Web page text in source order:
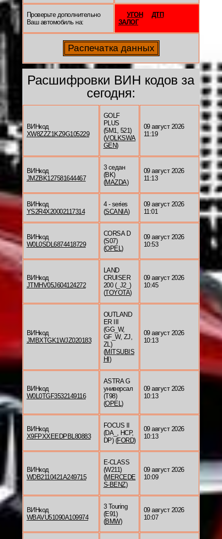
Проверьте дополнительно
Ваш автомобиль на:
УГОН
ДТП
ЗАЛОГ
Расшифровки ВИН кодов за
сегодня:
ВИНкод
XW8ZZZ1KZ9G105229
GOLF
PLUS
(5M1, 521)
(VOLKSWA
GEN)
09 август 2026
11:19
ВИНкод
JMZBK127581644467
3 седан
(BK)
(MAZDA)
09 август 2026
11:13
ВИНкод
YS2R4X20002117314
4 - series
(SCANIA)
09 август 2026
11:01
ВИНкод
W0L0SDL6874418729
CORSA D
(S07)
(OPEL)
09 август 2026
10:53
ВИНкод
JTMHV05J604124272
LAND
CRUISER
200 (_J2_)
(TOYOTA)
09 август 2026
10:45
ВИНкод
JMBXTGK1WJZ020183
OUTLAND
ER III
(GG_W,
GF_W, ZJ,
ZL)
(MITSUBIS
HI )
09 август 2026
10:13
ВИНкод
W0L0TGF3532149116
ASTRA G
универсал
(T98)
(OPEL)
09 август 2026
10:13
ВИНкод
X9FPXXEEDPBL80883
FOCUS II
(DA_, HCP,
DP) (FORD)
09 август 2026
10:13
ВИНкод
WDB2110421A249715
E-CLASS
(W211)
(MERCEDE
S-BENZ)
09 август 2026
10:09
ВИНкод
WBAVU51090A109974
3 Touring
(E91)
(BMW)
09 август 2026
10:07